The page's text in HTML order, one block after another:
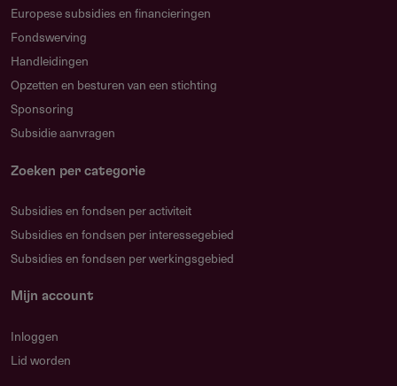
Europese subsidies en financieringen
Fondswerving
Handleidingen
Opzetten en besturen van een stichting
Sponsoring
Subsidie aanvragen
Zoeken per categorie
Subsidies en fondsen per activiteit
Subsidies en fondsen per interessegebied
Subsidies en fondsen per werkingsgebied
Mijn account
Inloggen
Lid worden